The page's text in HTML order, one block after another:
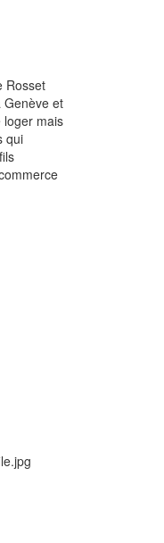
Rosset
Genève et
loger mais
qui